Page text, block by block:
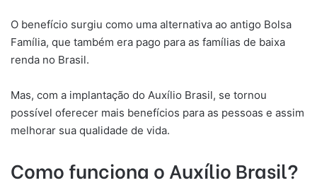
O benefício surgiu como uma alternativa ao antigo Bolsa
Família, que também era pago para as famílias de baixa
renda no Brasil.
Mas, com a implantação do Auxílio Brasil, se tornou
possível oferecer mais benefícios para as pessoas e assim
melhorar sua qualidade de vida.
Como funciona o Auxílio Brasil?